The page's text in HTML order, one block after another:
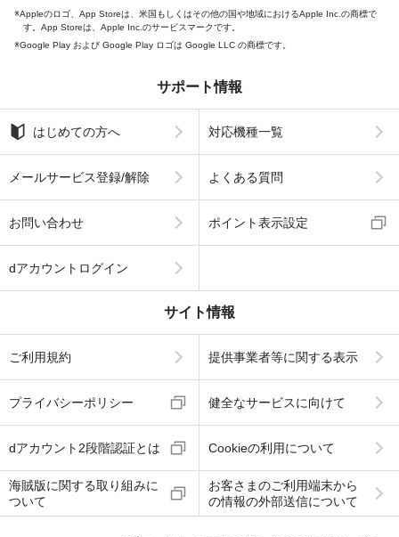
Appleのロゴ、App Storeは、米国もしくはその他の国や地域におけるApple Inc.の商標で
す。App Storeは、Apple Inc.のサービスマークです。
Google Play および Google Play ロゴは Google LLC の商標です。
サポート情報
はじめての方へ 対応機種一覧
メールサービス登録/解除 よくある質問
お問い合わせ ポイント表示設定
dアカウントログイン
サイト情報
ご利用規約 提供事業者等に関する表示
プライバシーポリシー 健全なサービスに向けて
dアカウント2段階認証とは Cookieの利用について
海賊版に関する取り組みに
ついて
お客さまのご利用端末から
の情報の外部送信について